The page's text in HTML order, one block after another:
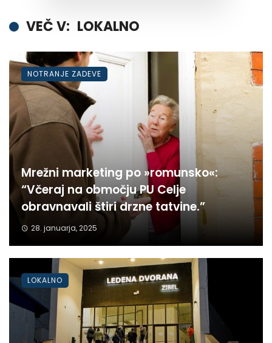
VEČ V: LOKALNO
Mrežni marketing po »romunsko«:
“Včeraj na območju PU Celje
obravnavali štiri drzne tatvine.”
28. januarja, 2025
NOTRANJE ZADEVE
LOKALNO